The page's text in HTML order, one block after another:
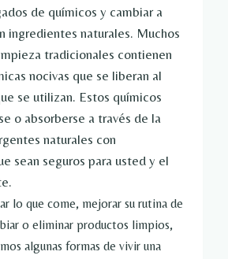
de químicos y cambiar a
ingredientes naturales. Muchos
tradicionales contienen
nocivas que se liberan al
se utilizan. Estos químicos
o absorberse a través de la
naturales con
sean seguros para usted y el
lo que come, mejorar su rutina de
o eliminar productos limpios,
algunas formas de vivir una